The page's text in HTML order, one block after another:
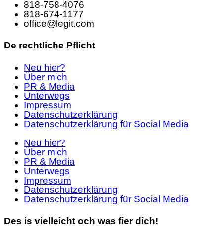
818-758-4076
818-674-1177
office@legit.com
De rechtliche Pflicht
Neu hier?
Über mich
PR & Media
Unterwegs
Impressum
Datenschutzerklärung
Datenschutzerklärung für Social Media
Neu hier?
Über mich
PR & Media
Unterwegs
Impressum
Datenschutzerklärung
Datenschutzerklärung für Social Media
Des is vielleicht och was fier dich!